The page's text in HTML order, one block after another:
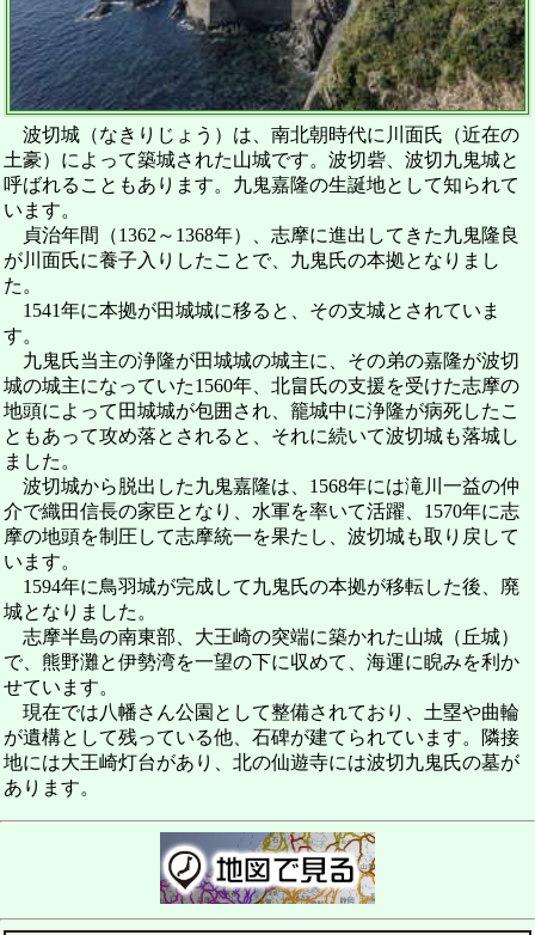
波切城（なきりじょう）は、南北朝時代に川面氏（近在の
土豪）によって築城された山城です。波切砦、波切九鬼城と
呼ばれることもあります。九鬼嘉隆の生誕地として知られて
います。
貞治年間（1362～1368年）、志摩に進出してきた九鬼隆良
が川面氏に養子入りしたことで、九鬼氏の本拠となりまし
た。
1541年に本拠が田城城に移ると、その支城とされていま
す。
九鬼氏当主の浄隆が田城城の城主に、その弟の嘉隆が波切
城の城主になっていた1560年、北畠氏の支援を受けた志摩の
地頭によって田城城が包囲され、籠城中に浄隆が病死したこ
ともあって攻め落とされると、それに続いて波切城も落城し
ました。
波切城から脱出した九鬼嘉隆は、1568年には滝川一益の仲
介で織田信長の家臣となり、水軍を率いて活躍、1570年に志
摩の地頭を制圧して志摩統一を果たし、波切城も取り戻して
います。
1594年に鳥羽城が完成して九鬼氏の本拠が移転した後、廃
城となりました。
志摩半島の南東部、大王崎の突端に築かれた山城（丘城）
で、熊野灘と伊勢湾を一望の下に収めて、海運に睨みを利か
せています。
現在では八幡さん公園として整備されており、土塁や曲輪
が遺構として残っている他、石碑が建てられています。隣接
地には大王崎灯台があり、北の仙遊寺には波切九鬼氏の墓が
あります。